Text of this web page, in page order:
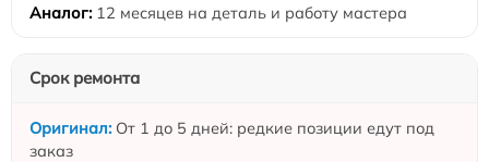
12 месяцев на деталь и работу мастера
Срок ремонта
От 1 до 5 дней: редкие позиции едут под
заказ